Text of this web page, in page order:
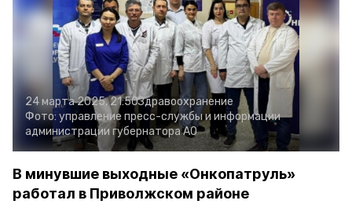
24 марта 2025, 21:50Здравоохранение
Фото: управление пресс-службы и информации
администрации губернатора АО
В минувшие выходные «Онкопатруль»
работал в Приволжском районе